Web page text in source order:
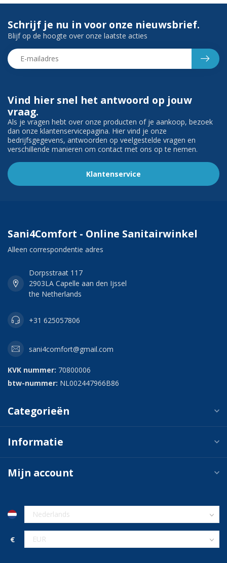
Vind hier snel het antwoord op jouw
vraag.
Als je vragen hebt over onze producten of je aankoop, bezoek
dan onze klantenservicepagina. Hier vind je onze
bedrijfsgegevens, antwoorden op veelgestelde vragen en
verschillende manieren om contact met ons op te nemen.
Klantenservice
Schrijf je nu in voor onze nieuwsbrief.
Blijf op de hoogte over onze laatste acties
Sani4Comfort - Online Sanitairwinkel
Alleen correspondentie adres
Dorpsstraat 117
2903LA Capelle aan den Ijssel
the Netherlands
+31 625057806
sani4comfort@gmail.com
KVK nummer: 70800006
btw-nummer: NL002447966B86
Categorieën
Informatie
Mijn account
€